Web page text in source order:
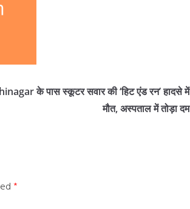
के पास स्कूटर सवार की ‘हिट एंड रन’ हादसे में
मौत, अस्पताल में तोड़ा दम
*